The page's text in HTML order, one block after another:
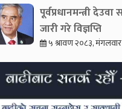
दुर्गा प्रसाईंलाई रिहा गर्न
अदालतको आदेश
पूर्वप्रधानमन्त्री
जारी गरे विज्ञप्ति
५ श्रावण २०८३,